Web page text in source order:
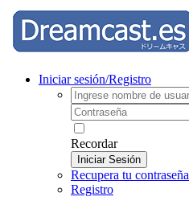
Iniciar sesión/Registro
Recordar
Iniciar Sesión
Recupera tu contraseña
Registro